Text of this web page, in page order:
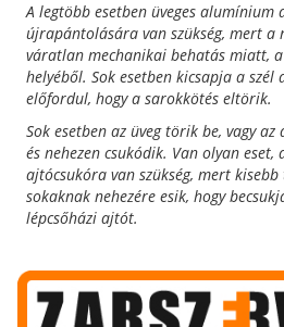
A legtöbb esetben üveges alumínium
újrapántolására van szükség, mert a
váratlan mechanikai behatás miatt,
helyéből. Sok esetben kicsapja a
előfordul, hogy a sarokkötés eltörik.
Sok esetben az üveg törik be, vagy
és nehezen csukódik. Van olyan
ajtócsukóra van szükség, mert
sokaknak nehezére esik, hogy
lépcsőházi ajtót.